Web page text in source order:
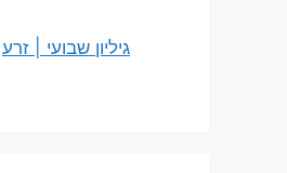
גיליון שבועי | זרע